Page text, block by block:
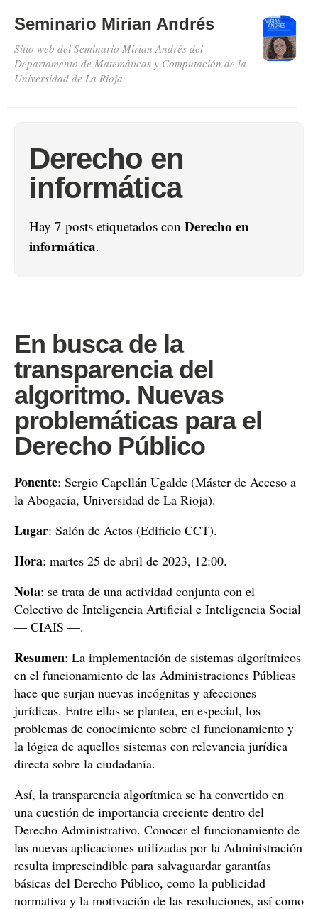
Seminario Mirian Andrés
Sitio web del Seminario Mirian Andrés del
Departamento de Matemáticas y Computación de la
Universidad de La Rioja
Derecho en
informática
Hay 7 posts etiquetados con Derecho en
informática.
En busca de la
transparencia del
algoritmo. Nuevas
problemáticas para el
Derecho Público
Ponente: Sergio Capellán Ugalde (Máster de Acceso a
la Abogacía, Universidad de La Rioja).
Lugar: Salón de Actos (Edificio CCT).
Hora: martes 25 de abril de 2023, 12:00.
Nota: se trata de una actividad conjunta con el
Colectivo de Inteligencia Artificial e Inteligencia Social
— CIAIS —.
Resumen: La implementación de sistemas algorítmicos
en el funcionamiento de las Administraciones Públicas
hace que surjan nuevas incógnitas y afecciones
jurídicas. Entre ellas se plantea, en especial, los
problemas de conocimiento sobre el funcionamiento y
la lógica de aquellos sistemas con relevancia jurídica
directa sobre la ciudadanía.
Así, la transparencia algorítmica se ha convertido en
una cuestión de importancia creciente dentro del
Derecho Administrativo. Conocer el funcionamiento de
las nuevas aplicaciones utilizadas por la Administración
resulta imprescindible para salvaguardar garantías
básicas del Derecho Público, como la publicidad
normativa y la motivación de las resoluciones, así como